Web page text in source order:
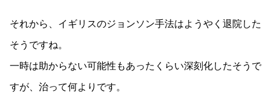
それから、イギリスのジョンソン手法はようやく退院した
そうですね。
一時は助からない可能性もあったくらい深刻化したそうで
すが、治って何よりです。